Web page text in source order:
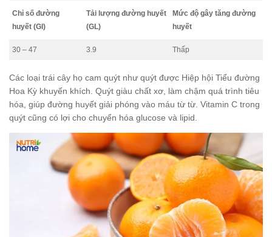
Chỉ số đường
huyết (GI)
Tải lượng đường huyết
(GL)
Mức độ gây tăng đường
huyết
30 – 47 3.9 Thấp
Các loại trái cây họ cam quýt như quýt được Hiệp hội Tiểu đường
Hoa Kỳ khuyến khích. Quýt giàu chất xơ, làm chậm quá trình tiêu
hóa, giúp đường huyết giải phóng vào máu từ từ. Vitamin C trong
quýt cũng có lợi cho chuyển hóa glucose và lipid.